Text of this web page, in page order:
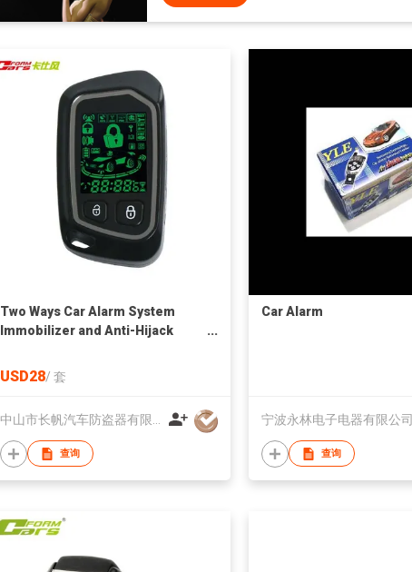
Two Ways Car Alarm System
Immobilizer and Anti-Hijack
USD28/ 套
查询
Car Alarm
宁波永林电子电器有限公司
查询